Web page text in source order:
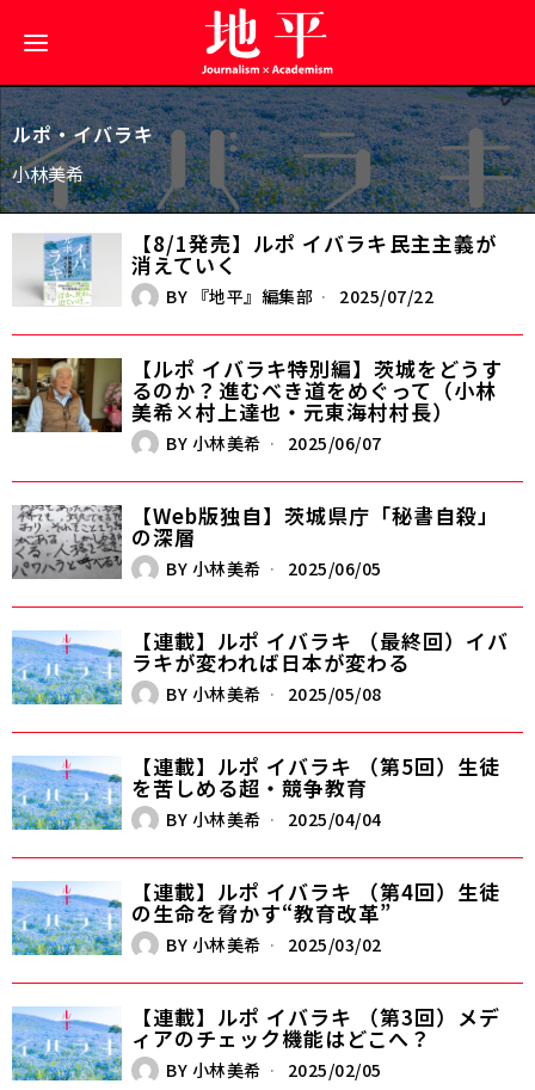
ルポ・イバラキ
小林美希
【8/1発売】ルポ イバラキ――民主主義が
消えていく
BY 『地平』編集部 2025/07/22
【ルポ イバラキ特別編】茨城をどうす
るのか？――進むべき道をめぐって（小林
美希×村上達也・元東海村村長）
BY 小林美希 2025/06/07
【Web版独自】茨城県庁「秘書自殺」
の深層
BY 小林美希 2025/06/05
【連載】ルポ イバラキ （最終回）イバ
ラキが変われば日本が変わる
BY 小林美希 2025/05/08
【連載】ルポ イバラキ （第5回）生徒
を苦しめる超・競争教育
BY 小林美希 2025/04/04
【連載】ルポ イバラキ （第4回）生徒
の生命を脅かす“教育改革”
BY 小林美希 2025/03/02
【連載】ルポ イバラキ （第3回）メデ
ィアのチェック機能はどこへ？
BY 小林美希 2025/02/05